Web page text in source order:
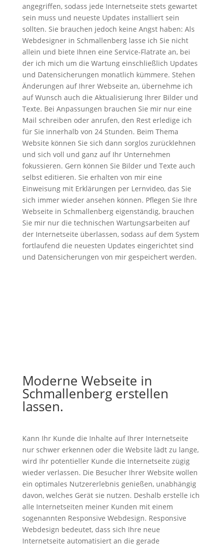
angegriffen, sodass jede Internetseite stets gewartet
sein muss und neueste Updates installiert sein
sollten. Sie brauchen jedoch keine Angst haben: Als
Webdesigner in Schmallenberg lasse ich Sie nicht
allein und biete Ihnen eine Service-Flatrate an, bei
der ich mich um die Wartung einschließlich Updates
und Datensicherungen monatlich kümmere. Stehen
Änderungen auf Ihrer Webseite an, übernehme ich
auf Wunsch auch die Aktualisierung Ihrer Bilder und
Texte. Bei Anpassungen brauchen Sie mir nur eine
Mail schreiben oder anrufen, den Rest erledige ich
für Sie innerhalb von 24 Stunden. Beim Thema
Website können Sie sich dann sorglos zurücklehnen
und sich voll und ganz auf Ihr Unternehmen
fokussieren. Gern können Sie Bilder und Texte auch
selbst editieren. Sie erhalten von mir eine
Einweisung mit Erklärungen per Lernvideo, das Sie
sich immer wieder ansehen können. Pflegen Sie Ihre
Webseite in Schmallenberg eigenständig, brauchen
Sie mir nur die technischen Wartungsarbeiten auf
der Internetseite überlassen, sodass auf dem System
fortlaufend die neuesten Updates eingerichtet sind
und Datensicherungen von mir gespeichert werden.
Moderne Webseite in
Schmallenberg erstellen
lassen.
Kann Ihr Kunde die Inhalte auf Ihrer Internetseite
nur schwer erkennen oder die Website lädt zu lange,
wird Ihr potentieller Kunde die Internetseite zügig
wieder verlassen. Die Besucher Ihrer Website wollen
ein optimales Nutzererlebnis genießen, unabhängig
davon, welches Gerät sie nutzen. Deshalb erstelle ich
alle Internetseiten meiner Kunden mit einem
sogenannten Responsive Webdesign. Responsive
Webdesign bedeutet, dass sich Ihre neue
Internetseite automatisiert an die gerade